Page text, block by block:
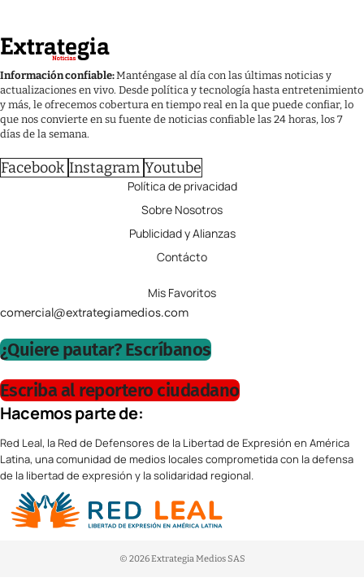
Información confiable:Manténgase al día con las últimas noticias y
actualizaciones en vivo. Desde política y tecnología hasta entretenimiento
y más, le ofrecemos cobertura en tiempo real en la que puede confiar, lo
que nos convierte en su fuente de noticias confiable las 24 horas, los 7
días de la semana.
Facebook Instagram Youtube
Política de privacidad
Sobre Nosotros
Publicidad y Alianzas
Contácto
Mis Favoritos
comercial@extrategiamedios.com
¿Quiere pautar? Escríbanos
Escriba al reportero ciudadano
Hacemos parte de:
Red Leal, la Red de Defensores de la Libertad de Expresión en América
Latina, una comunidad de medios locales comprometida con la defensa
de la libertad de expresión y la solidaridad regional.
© 2026 Extrategia Medios SAS